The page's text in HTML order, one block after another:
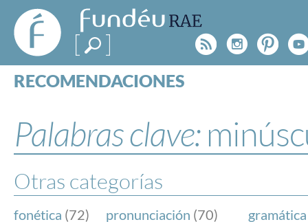
FundéuRAE
- Fundación
del Español
Urgente
Rss
RECOMENDACIONES
ESPECIALES
BLOG
NOTICIAS
SOBRE LA FUNDÉURAE
Palabras clave:
Otras categorías
fonética (72) pronunciación (70) gramática